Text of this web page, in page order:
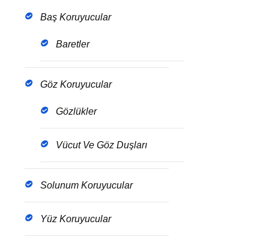
Baş Koruyucular
Baretler
Göz Koruyucular
Gözlükler
Vücut Ve Göz Duşları
Solunum Koruyucular
Yüz Koruyucular